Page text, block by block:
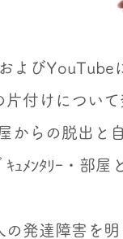
よびYouTube
付けについ
からの脱出と
ｷｭﾒﾝﾀﾘｰ・部
発達障害を